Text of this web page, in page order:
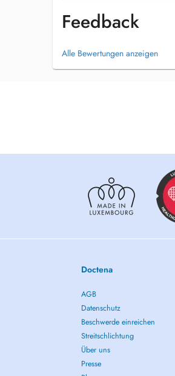
Feedback
Alle Bewertungen anzeigen
Doctena
AGB
Datenschutz
Beschwerde einreichen
Streitschlichtung
Über uns
Presse